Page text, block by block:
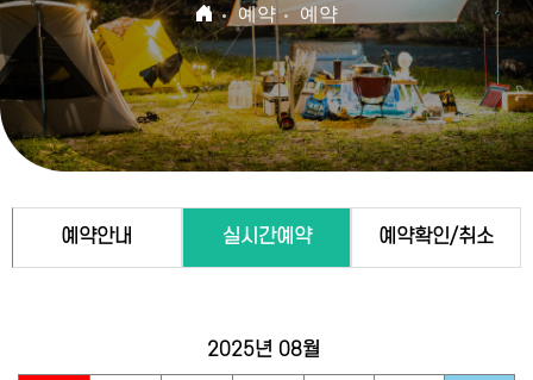
예약 예약
예약안내 실시간예약 예약확인/취소
2025년 08월